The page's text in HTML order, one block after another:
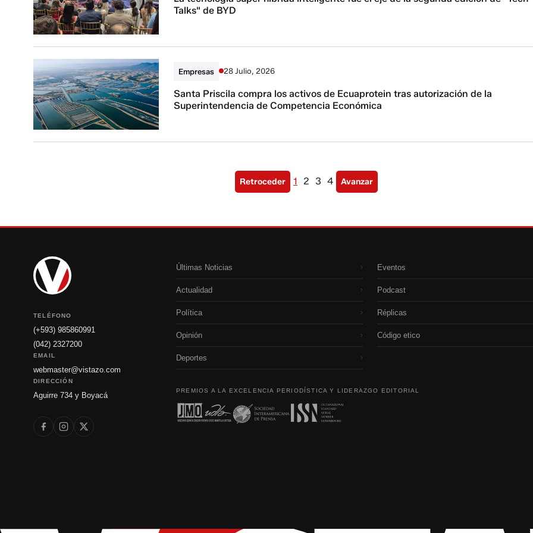
Talks" de BYD
Empresas 28 Julio, 2026
Santa Priscila compra los activos de Ecuaprotein tras autorización de la
Superintendencia de Competencia Económica
Retroceder 1 2 3 4 Avanzar
TELÉFONO
(+593) 985860991
(042) 2327200
EMAIL
webmaster@vistazo.com
DIRECCIÓN
Aguirre 734 y Boyacá
Últimas Noticias ›
Actualidad ›
Política ›
Opinión ›
Deportes ›
Eventos
Podcast
Réplicas
Código etico
PREMIOS A LA EXCELENCIA PERIODÍSTICA Y LIDERAZGO EDITORIAL